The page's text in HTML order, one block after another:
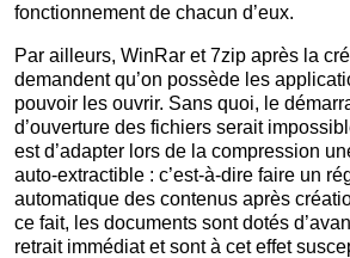
fonctionnement de chacun d’eux.
Par ailleurs, WinRar et 7zip après la
demandent qu’on possède les
pouvoir les ouvrir. Sans quoi, le
d’ouverture des fichiers serait
est d’adapter lors de la compression
auto-extractible : c’est-à-dire faire un
automatique des contenus après
ce fait, les documents sont dotés
retrait immédiat et sont à cet effet